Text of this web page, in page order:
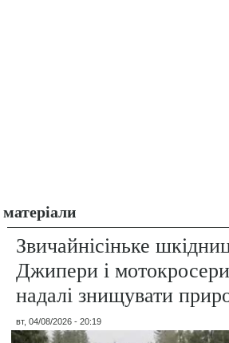
матеріали
Звичайнісіньке
Джипери і
надалі знищувати
вт, 04/08/2026 - 20:19